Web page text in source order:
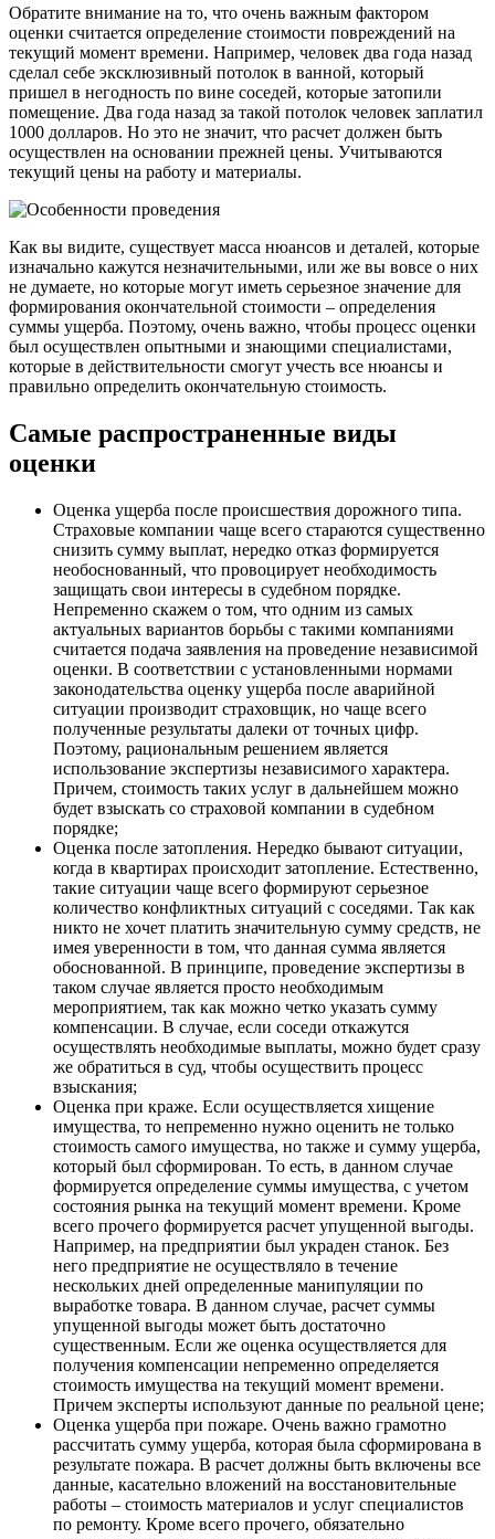
Обратите внимание на то, что очень важным фактором
оценки считается определение стоимости повреждений на
текущий момент времени. Например, человек два года назад
сделал себе эксклюзивный потолок в ванной, который
пришел в негодность по вине соседей, которые затопили
помещение. Два года назад за такой потолок человек заплатил
1000 долларов. Но это не значит, что расчет должен быть
осуществлен на основании прежней цены. Учитываются
текущий цены на работу и материалы.
Как вы видите, существует масса нюансов и деталей, которые
изначально кажутся незначительными, или же вы вовсе о них
не думаете, но которые могут иметь серьезное значение для
формирования окончательной стоимости – определения
суммы ущерба. Поэтому, очень важно, чтобы процесс оценки
был осуществлен опытными и знающими специалистами,
которые в действительности смогут учесть все нюансы и
правильно определить окончательную стоимость.
Самые распространенные виды
оценки
Оценка ущерба после происшествия дорожного типа.
Страховые компании чаще всего стараются существенно
снизить сумму выплат, нередко отказ формируется
необоснованный, что провоцирует необходимость
защищать свои интересы в судебном порядке.
Непременно скажем о том, что одним из самых
актуальных вариантов борьбы с такими компаниями
считается подача заявления на проведение независимой
оценки. В соответствии с установленными нормами
законодательства оценку ущерба после аварийной
ситуации производит страховщик, но чаще всего
полученные результаты далеки от точных цифр.
Поэтому, рациональным решением является
использование экспертизы независимого характера.
Причем, стоимость таких услуг в дальнейшем можно
будет взыскать со страховой компании в судебном
порядке;
Оценка после затопления. Нередко бывают ситуации,
когда в квартирах происходит затопление. Естественно,
такие ситуации чаще всего формируют серьезное
количество конфликтных ситуаций с соседями. Так как
никто не хочет платить значительную сумму средств, не
имея уверенности в том, что данная сумма является
обоснованной. В принципе, проведение экспертизы в
таком случае является просто необходимым
мероприятием, так как можно четко указать сумму
компенсации. В случае, если соседи откажутся
осуществлять необходимые выплаты, можно будет сразу
же обратиться в суд, чтобы осуществить процесс
взыскания;
Оценка при краже. Если осуществляется хищение
имущества, то непременно нужно оценить не только
стоимость самого имущества, но также и сумму ущерба,
который был сформирован. То есть, в данном случае
формируется определение суммы имущества, с учетом
состояния рынка на текущий момент времени. Кроме
всего прочего формируется расчет упущенной выгоды.
Например, на предприятии был украден станок. Без
него предприятие не осуществляло в течение
нескольких дней определенные манипуляции по
выработке товара. В данном случае, расчет суммы
упущенной выгоды может быть достаточно
существенным. Если же оценка осуществляется для
получения компенсации непременно определяется
стоимость имущества на текущий момент времени.
Причем эксперты используют данные по реальной цене;
Оценка ущерба при пожаре. Очень важно грамотно
рассчитать сумму ущерба, которая была сформирована в
результате пожара. В расчет должны быть включены все
данные, касательно вложений на восстановительные
работы – стоимость материалов и услуг специалистов
по ремонту. Кроме всего прочего, обязательно